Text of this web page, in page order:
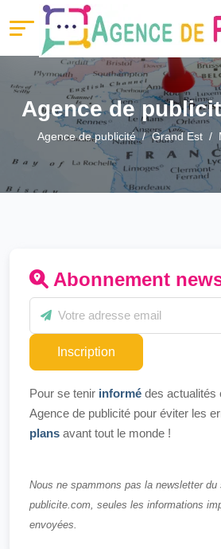
Agence de
Agence de publicité Grand Est
Abonnement
Inscription
Pour se tenir informé des actualités
Agence de publicité pour éviter les
plans avant tout le monde !
Nous ne spammons pas la newsletter du
publicite.com, seules les informations
envoyées.